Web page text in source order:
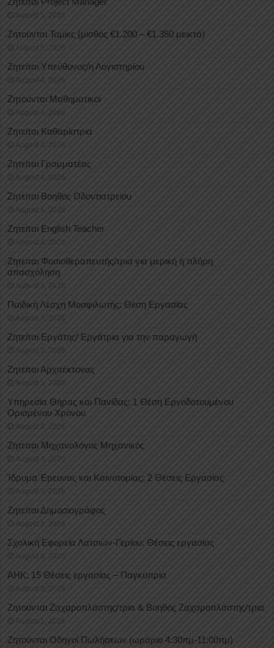
August 5, 2026
Ζητούνται Ταμίες (μισθός €1.200 – €1.350 μεικτά)
August 5, 2026
Ζητείται Υπεύθυνος/η Λογιστηρίου
August 4, 2026
Ζητούνται Μαθηματικοί
August 4, 2026
Ζητείται Καθαρίστρια
August 4, 2026
Ζητείται Γραμματέας
August 4, 2026
Ζητείται Βοηθός Οδοντιατρείου
August 4, 2026
Ζητείται English Teacher
August 4, 2026
Ζητείται Φυσιοθεραπευτής/τρια για μερική ή πλήρη
απασχόληση
August 3, 2026
Παιδική Λέσχη Μοσφιλωτής: Θέση Εργασίας
August 3, 2026
Ζητείται Εργάτης/ Εργάτρια για την παραγωγή
August 3, 2026
Ζητείται Αρχιτέκτονας
August 3, 2026
Υπηρεσία Θήρας και Πανίδας: 1 Θέση Eργοδοτουμένου
Oρισμένου Xρόνου
August 3, 2026
Ζητείται Μηχανολόγος Μηχανικός
August 3, 2026
Ίδρυμα Έρευνας και Καινοτομίας: 2 Θέσεις Εργασίας
August 3, 2026
Ζητείται Δημοσιογράφος
August 3, 2026
Σχολική Εφορεία Λατσιών-Γερίου: Θέσεις εργασίας
August 3, 2026
ΑΗΚ: 15 Θέσεις εργασίας – Παγκύπρια
August 3, 2026
Ζητούνται Ζαχαροπλάστης/τρια & Βοηθός Ζαχαροπλάστης/τρια
August 1, 2026
Ζητούνται Οδηγοί Πωλήσεων (ωράριο 4:30πμ-11:00πμ)